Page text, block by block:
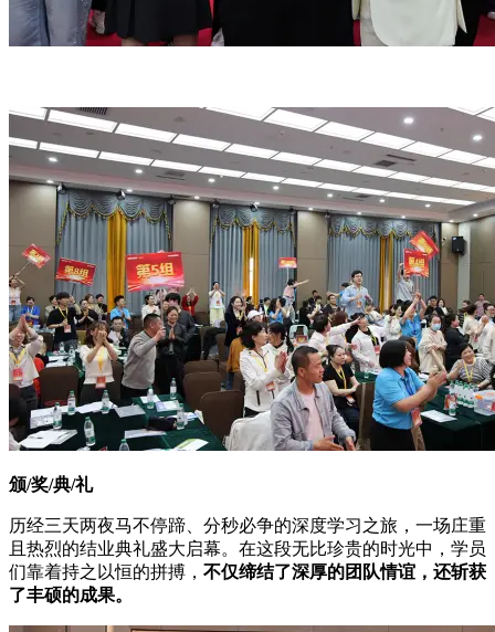
颁/奖/典/礼
历经三天两夜马不停蹄、分秒必争的深度学习之旅，一场庄重
且热烈的结业典礼盛大启幕。在这段无比珍贵的时光中，学员
们靠着持之以恒的拼搏， 不仅缔结了深厚的团队情谊，还斩获
了丰硕的成果。